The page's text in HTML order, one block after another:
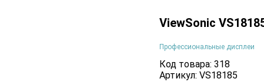
ViewSonic
Профессиональные дисплеи
Код товара: 318
Артикул: VS18185